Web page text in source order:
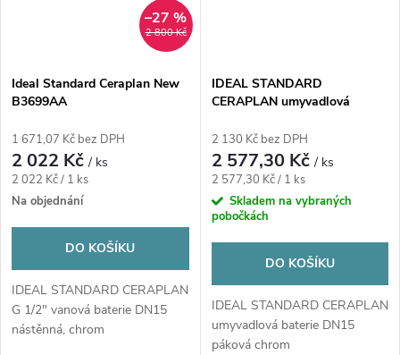
2 800 Kč
–27 %
Ideal Standard Ceraplan New
B3699AA
1 671,07 Kč bez DPH
2 022 Kč/ ks
Měrná
cena:
2 022 Kč / 1 ks
Na objednání
DO KOŠÍKU
IDEAL STANDARD CERAPLAN
G 1/2" vanová baterie DN15
nástěnná, chrom
IDEAL STANDARD
CERAPLAN umyvadlová
odtokovou soupravou, chrom
2 130 Kč bez DPH
2 577,30 Kč/ ks
Měrná
cena:
2 577,30 Kč / 1 ks
Skladem na vybraných
pobočkách
DO KOŠÍKU
IDEAL STANDARD CERAPLAN
umyvadlová baterie DN15
páková chrom